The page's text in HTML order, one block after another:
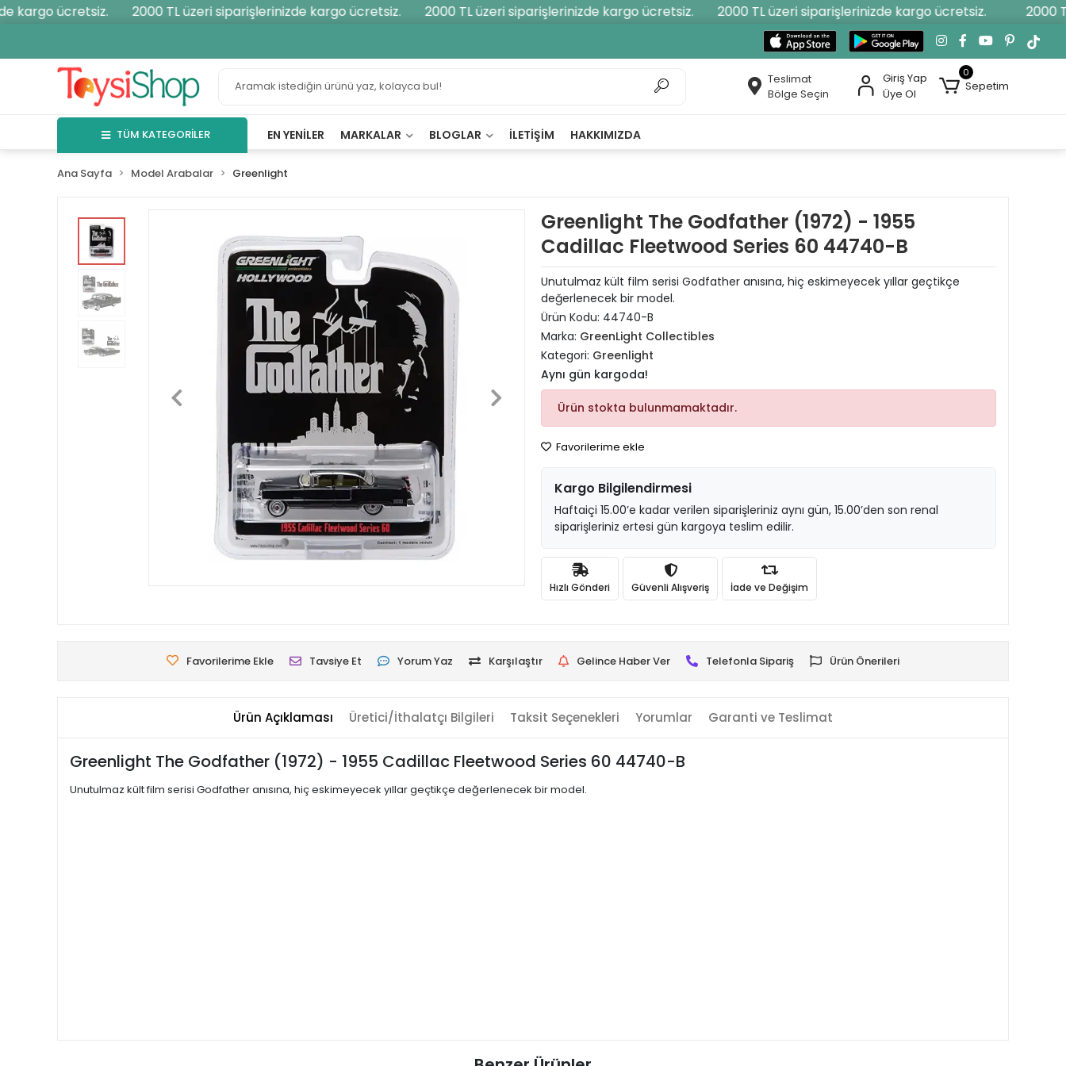
kargo ücretsiz. 2000 TL üzeri siparişlerinizde kargo ücretsiz. 2000 TL üzeri siparişlerinizde kargo ücretsiz. 2000 TL üzeri siparişlerinizde kargo ücretsiz. 2000
Teslimat
Bölge Seçin
Giriş Yap
Üye Ol
0
Sepetim
TÜM KATEGORİLER EN YENILER MARKALAR BLOGLAR İLETIŞIM HAKKIMIZDA
Ana Sayfa Model Arabalar Greenlight
Greenlight The Godfather (1972) - 1955
Cadillac Fleetwood Series 60 44740-B
Unutulmaz kült film serisi Godfather anısına, hiç eskimeyecek yıllar geçtikçe
değerlenecek bir model.
Ürün Kodu: 44740-B
Marka: GreenLight Collectibles
Kategori: Greenlight
Aynı gün kargoda!
Ürün stokta bulunmamaktadır.
Favorilerime ekle
Kargo Bilgilendirmesi
Haftaiçi 15.00’e kadar verilen siparişleriniz aynı gün, 15.00’den son renal
siparişleriniz ertesi gün kargoya teslim edilir.
Hızlı Gönderi Güvenli Alışveriş İade ve Değişim
Favorilerime Ekle Tavsiye Et Yorum Yaz Karşılaştır Gelince Haber Ver Telefonla Sipariş Ürün Önerileri
Ürün Açıklaması Üretici/İthalatçı Bilgileri Taksit Seçenekleri Yorumlar Garanti ve Teslimat
Greenlight The Godfather (1972) - 1955 Cadillac Fleetwood Series 60 44740-B
Unutulmaz kült film serisi Godfather anısına, hiç eskimeyecek yıllar geçtikçe değerlenecek bir model.